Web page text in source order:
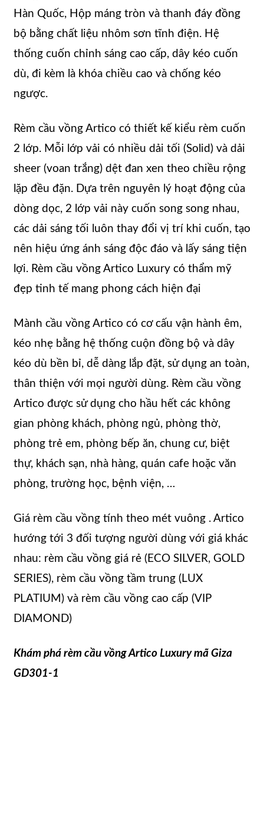
Hàn Quốc, Hộp máng tròn và thanh đáy đồng
bộ bằng chất liệu nhôm sơn tĩnh điện. Hệ
thống cuốn chỉnh sáng cao cấp, dây kéo cuốn
dù, đi kèm là khóa chiều cao và chống kéo
ngược.
Rèm cầu vồng Artico có thiết kế kiểu rèm cuốn
2 lớp. Mỗi lớp vải có nhiều dải tối (Solid) và dải
sheer (voan trắng) dệt đan xen theo chiều rộng
lặp đều đặn. Dựa trên nguyên lý hoạt động của
dòng dọc, 2 lớp vải này cuốn song song nhau,
các dải sáng tối luôn thay đổi vị trí khi cuốn, tạo
nên hiệu ứng ánh sáng độc đáo và lấy sáng tiện
lợi. Rèm cầu vồng Artico Luxury có thẩm mỹ
đẹp tinh tế mang phong cách hiện đại
Mành cầu vồng Artico có cơ cấu vận hành êm,
kéo nhẹ bằng hệ thống cuộn đồng bộ và dây
kéo dù bền bỉ, dễ dàng lắp đặt, sử dụng an toàn,
thân thiện với mọi người dùng. Rèm cầu vồng
Artico được sử dụng cho hầu hết các không
gian phòng khách, phòng ngủ, phòng thờ,
phòng trẻ em, phòng bếp ăn, chung cư, biệt
thự, khách sạn, nhà hàng, quán cafe hoặc văn
phòng, trường học, bệnh viện, …
Giá rèm cầu vồng tính theo mét vuông . Artico
hướng tới 3 đối tượng người dùng với giá khác
nhau: rèm cầu vồng giá rẻ (ECO SILVER, GOLD
SERIES), rèm cầu vồng tầm trung (LUX
PLATIUM) và rèm cầu vồng cao cấp (VIP
DIAMOND)
Khám phá rèm cầu vồng Artico Luxury mã Giza
GD301-1